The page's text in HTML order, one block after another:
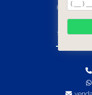
Rua Ruzzi,
Segunda a